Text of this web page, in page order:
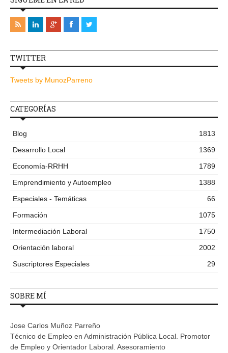
TWITTER
Tweets by MunozParreno
CATEGORÍAS
Blog
1813
Desarrollo Local
1369
Economía-RRHH
1789
Emprendimiento y Autoempleo
1388
Especiales - Temáticas
66
Formación
1075
Intermediación Laboral
1750
Orientación laboral
2002
Suscriptores Especiales
29
SOBRE MÍ
Jose Carlos Muñoz Parreño
Técnico de Empleo en Administración Pública Local. Promotor
de Empleo y Orientador Laboral. Asesoramiento